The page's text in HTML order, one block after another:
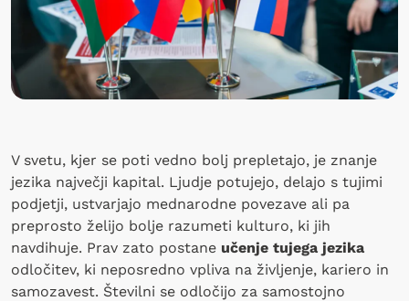
V svetu, kjer se poti vedno bolj prepletajo, je znanje
jezika največji kapital. Ljudje potujejo, delajo s tujimi
podjetji, ustvarjajo mednarodne povezave ali pa
preprosto želijo bolje razumeti kulturo, ki jih
navdihuje. Prav zato postane učenje tujega jezika
odločitev, ki neposredno vpliva na življenje, kariero in
samozavest. Številni se odločijo za samostojno